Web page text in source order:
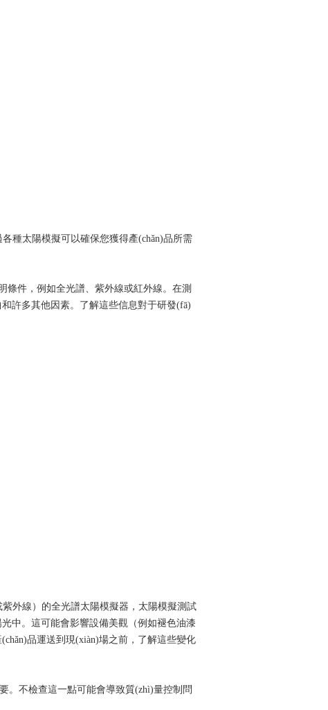
種太陽模擬可以確保您獲得產(chǎn)品所需
，例如全光譜、紫外線或紅外線。在測
許多其他因素。了解這些信息對于研發(fā)
線）的全光譜太陽模擬器，太陽模擬測試
。這可能會影響設備美觀（例如褪色油漆
(chǎn)品運送到現(xiàn)場之前，了解這些變化
。不檢查這一點可能會導致質(zhì)量控制問